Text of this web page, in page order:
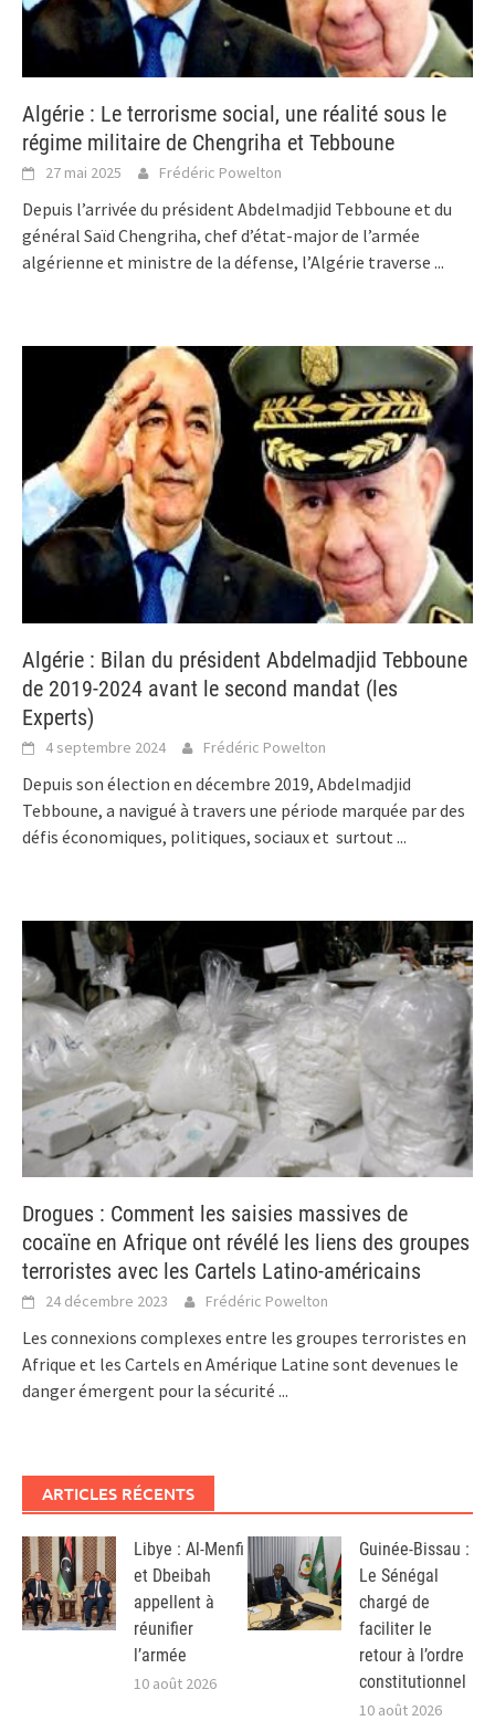
Algérie : Le terrorisme social, une réalité sous le
régime militaire de Chengriha et Tebboune
27 mai 2025 Frédéric Powelton
Depuis l’arrivée du président Abdelmadjid Tebboune et du
général Saïd Chengriha, chef d’état-major de l’armée
algérienne et ministre de la défense, l’Algérie traverse ...
Algérie : Bilan du président Abdelmadjid Tebboune
de 2019-2024 avant le second mandat (les
Experts)
4 septembre 2024 Frédéric Powelton
Depuis son élection en décembre 2019, Abdelmadjid
Tebboune, a navigué à travers une période marquée par des
défis économiques, politiques, sociaux et surtout ...
Drogues : Comment les saisies massives de
cocaïne en Afrique ont révélé les liens des groupes
terroristes avec les Cartels Latino-américains
24 décembre 2023 Frédéric Powelton
Les connexions complexes entre les groupes terroristes en
Afrique et les Cartels en Amérique Latine sont devenues le
danger émergent pour la sécurité ...
ARTICLES RÉCENTS
Libye : Al-Menfi
et Dbeibah
appellent à
réunifier
l’armée
10 août 2026
Guinée-Bissau :
Le Sénégal
chargé de
faciliter le
retour à l’ordre
constitutionnel
10 août 2026